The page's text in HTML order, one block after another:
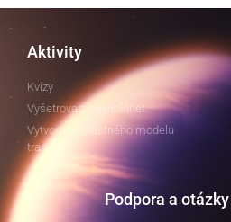
Aktivity
Kvízy
Vyšetrovanie exoplanét
Vytvorenie vlastného modelu
tranzitu
Podpora a otázky